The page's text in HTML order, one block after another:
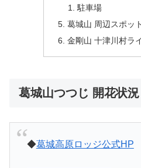
駐車場
葛城山 周辺スポット
金剛山 十津川村ラ
葛城山つつじ 開花状
◆葛城高原ロッジ公式HP